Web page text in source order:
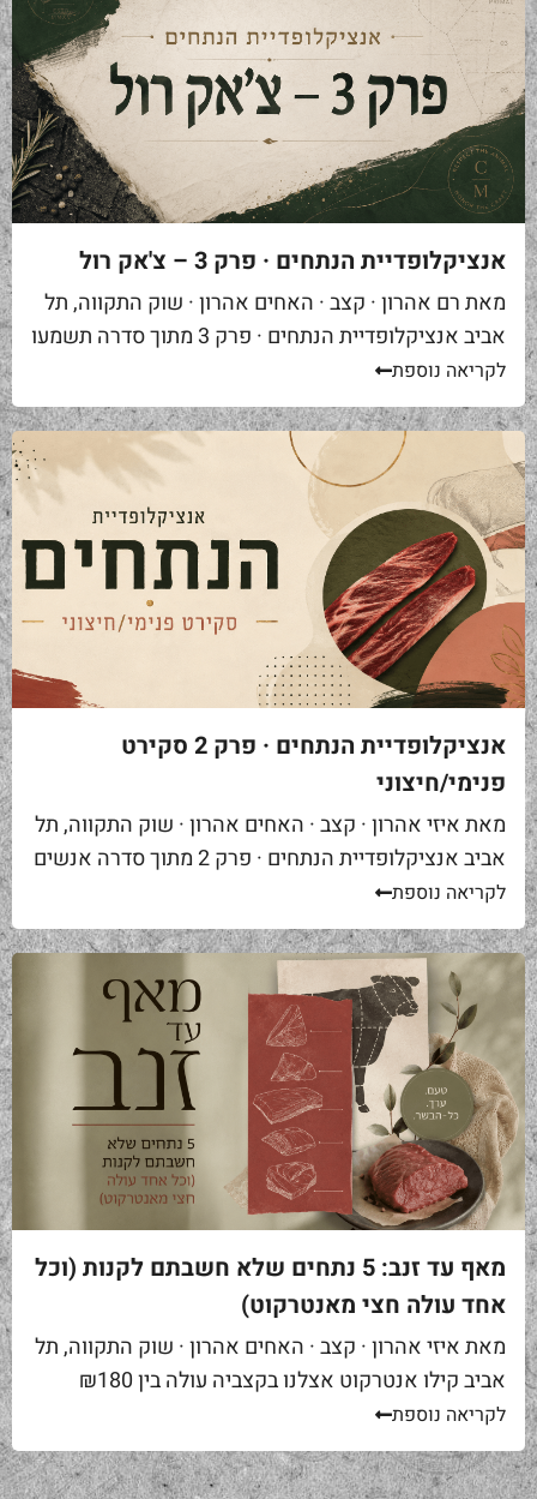
אנציקלופדיית הנתחים · פרק 3 – צ'אק רול
מאת רם אהרון · קצב · האחים אהרון · שוק התקווה, תל
אביב אנציקלופדיית הנתחים · פרק 3 מתוך סדרה תשמעו
סיפור. אתם באים לאחת ממסעדות הבשר הטובות...
לקריאה נוספת
אנציקלופדיית הנתחים · פרק 2 סקירט
פנימי/חיצוני
מאת איזי אהרון · קצב · האחים אהרון · שוק התקווה, תל
אביב אנציקלופדיית הנתחים · פרק 2 מתוך סדרה אנשים
באים אליי בקצביה ומבקשים "סקירט". שאלה ראשונה...
לקריאה נוספת
מאף עד זנב: 5 נתחים שלא חשבתם לקנות (וכל
אחד עולה חצי מאנטרקוט)
מאת איזי אהרון · קצב · האחים אהרון · שוק התקווה, תל
אביב קילו אנטרקוט אצלנו בקצביה עולה בין ₪180
ל-₪220. מחיר יפה – וגם מוצדק, כי זה...
לקריאה נוספת